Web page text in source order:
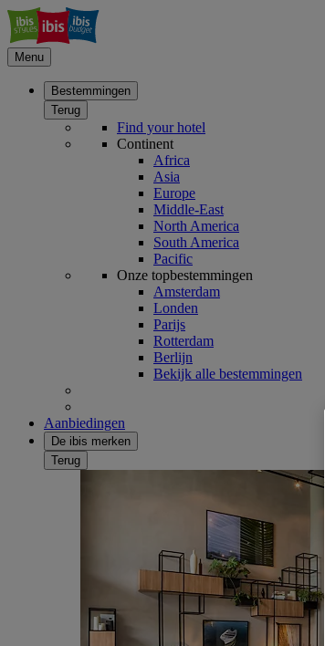
Menu
Bestemmingen
Terug
Find your hotel
Continent
Africa
Asia
Europe
Middle-East
North America
South America
Pacific
Onze topbestemmingen
Amsterdam
Londen
Parijs
Rotterdam
Berlijn
Bekijk alle bestemmingen
Aanbiedingen
De ibis merken
Terug